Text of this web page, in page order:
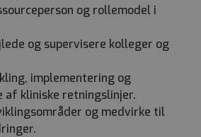
og rollemodel i
og supervisere kolleger og
implementering og
af kliniske retningslinjer.
og medvirke til